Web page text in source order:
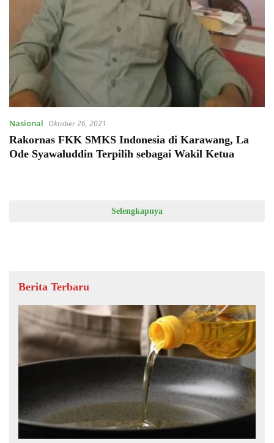
Nasional Oktober 26, 2021
Rakornas FKK SMKS Indonesia di Karawang, La
Ode Syawaluddin Terpilih sebagai Wakil Ketua
Selengkapnya
Berita Terbaru